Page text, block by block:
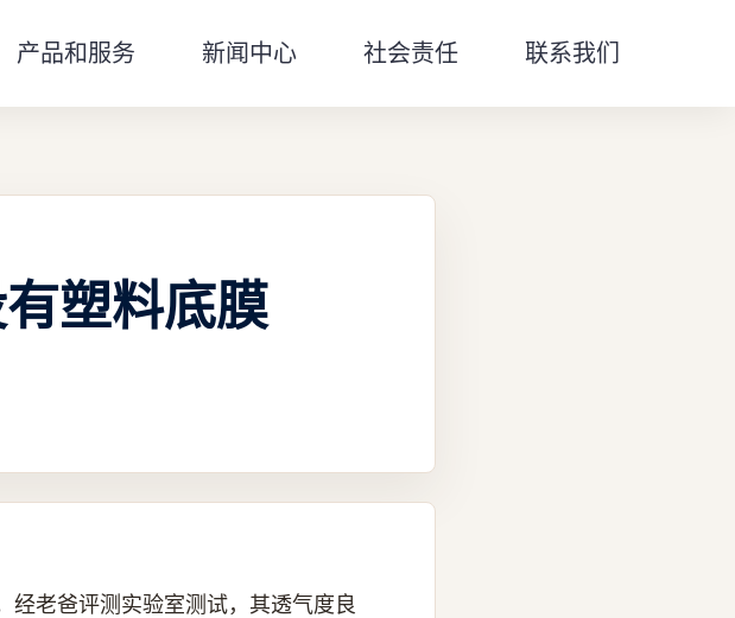
产品和服务 新闻中心 社会责任 联系我们
塑料底膜
经老爸评测实验室测试，其透气度良